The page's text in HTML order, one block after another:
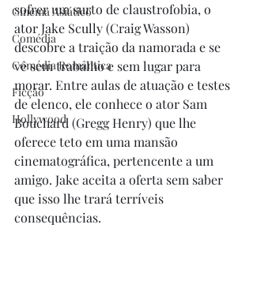
Cinema Asiático
Comédia
Comédia Romântica
Ficção
Hollywood
sofrer um surto de claustrofobia, o
ator Jake Scully (Craig Wasson)
descobre a traição da namorada e se
vê sem trabalho e sem lugar para
morar. Entre aulas de atuação e testes
de elenco, ele conhece o ator Sam
Bouchard (Gregg Henry) que lhe
oferece teto em uma mansão
cinematográfica, pertencente a um
amigo. Jake aceita a oferta sem saber
que isso lhe trará terríveis
consequências.